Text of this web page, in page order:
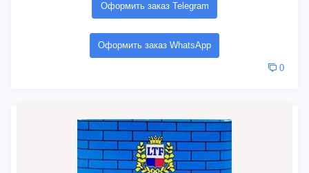
Оформить заказ Telegram
Оформить заказ WhatsApp
0